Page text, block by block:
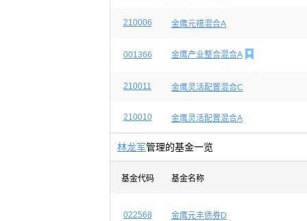
210006 金鹰元禧混合A
001366 金鹰产业整合混合A 
210011 金鹰灵活配置混合C
210010 金鹰灵活配置混合A
林龙军管理的基金一览
基金代码 基金名称
022568 金鹰元丰债券D